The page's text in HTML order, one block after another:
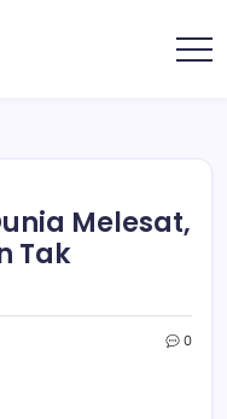
Melesat,
Tak
0